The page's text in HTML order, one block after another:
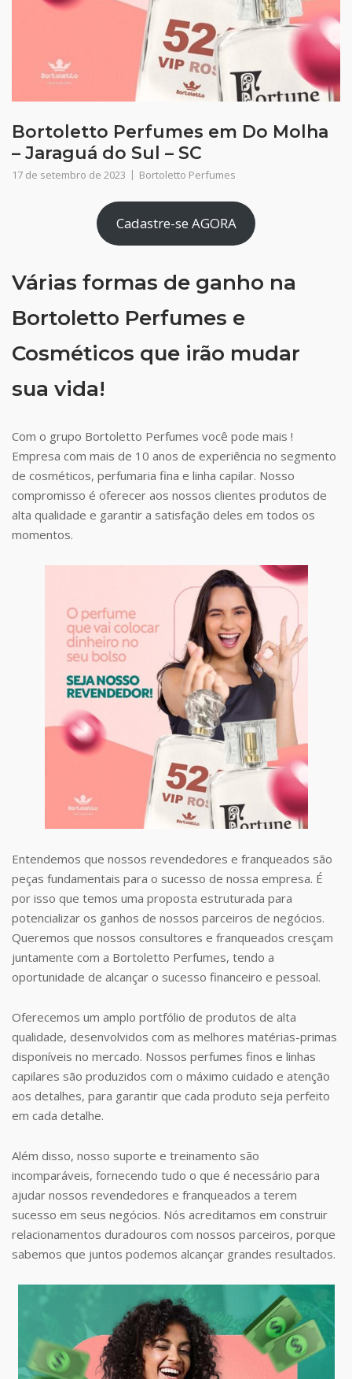
Bortoletto Perfumes em Do Molha
– Jaraguá do Sul – SC
17 de setembro de 2023 Bortoletto Perfumes
Cadastre-se AGORA
Várias formas de ganho na
Bortoletto Perfumes e
Cosméticos que irão mudar
sua vida!
Com o grupo Bortoletto Perfumes você pode mais !
Empresa com mais de 10 anos de experiência no segmento
de cosméticos, perfumaria fina e linha capilar. Nosso
compromisso é oferecer aos nossos clientes produtos de
alta qualidade e garantir a satisfação deles em todos os
momentos.
Entendemos que nossos revendedores e franqueados são
peças fundamentais para o sucesso de nossa empresa. É
por isso que temos uma proposta estruturada para
potencializar os ganhos de nossos parceiros de negócios.
Queremos que nossos consultores e franqueados cresçam
juntamente com a Bortoletto Perfumes, tendo a
oportunidade de alcançar o sucesso financeiro e pessoal.
Oferecemos um amplo portfólio de produtos de alta
qualidade, desenvolvidos com as melhores matérias-primas
disponíveis no mercado. Nossos perfumes finos e linhas
capilares são produzidos com o máximo cuidado e atenção
aos detalhes, para garantir que cada produto seja perfeito
em cada detalhe.
Além disso, nosso suporte e treinamento são
incomparáveis, fornecendo tudo o que é necessário para
ajudar nossos revendedores e franqueados a terem
sucesso em seus negócios. Nós acreditamos em construir
relacionamentos duradouros com nossos parceiros, porque
sabemos que juntos podemos alcançar grandes resultados.